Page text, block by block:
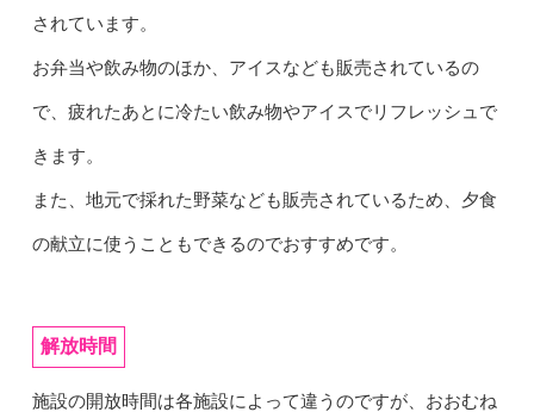
されています。
お弁当や飲み物のほか、アイスなども販売されているの
で、疲れたあとに冷たい飲み物やアイスでリフレッシュで
きます。
また、地元で採れた野菜なども販売されているため、夕食
の献立に使うこともできるのでおすすめです。
解放時間
施設の開放時間は各施設によって違うのですが、おおむね